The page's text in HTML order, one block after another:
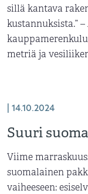
sillä kantava
kustannuksista.”
metriä ja
| 14.10.2024
Suuri
Viime
suomalainen
vaiheeseen: